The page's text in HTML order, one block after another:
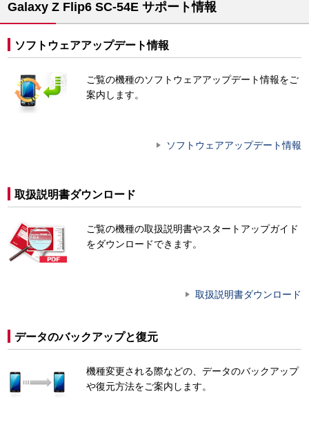
Galaxy Z Flip6 SC-54E サポート情報
ソフトウェアアップデート情報
ご覧の機種のソフトウェアアップデート情報をご
案内します。
ソフトウェアアップデート情報
取扱説明書ダウンロード
ご覧の機種の取扱説明書やスタートアップガイド
をダウンロードできます。
取扱説明書ダウンロード
データのバックアップと復元
機種変更される際などの、データのバックアップ
や復元方法をご案内します。